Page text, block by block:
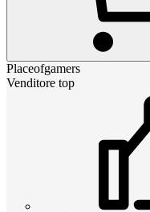
Placeofgamers
Venditore top